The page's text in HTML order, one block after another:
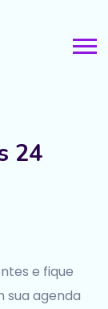
24
e fique
sua agenda